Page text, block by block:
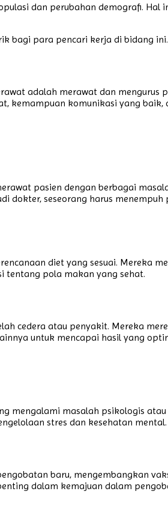
dan perubahan demografi. Hal
bagi para pencari kerja di bidang ini.
adalah merawat dan mengurus
kemampuan komunikasi yang
pasien dengan berbagai
seseorang harus
diet yang sesuai. Mereka
tentang pola makan yang sehat.
cedera atau penyakit. Mereka
untuk mencapai hasil yang
mengalami masalah psikologis
stres dan kesehatan mental.
baru, mengembangkan
dalam kemajuan dalam